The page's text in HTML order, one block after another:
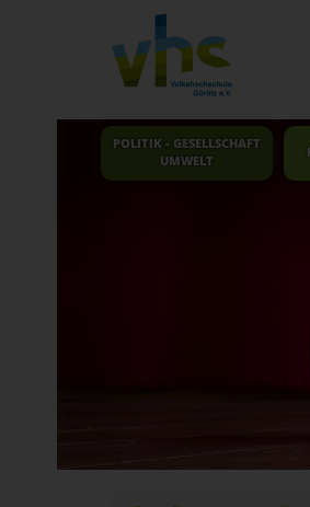
POLITIK - GESELLSCHAFT
UMWELT